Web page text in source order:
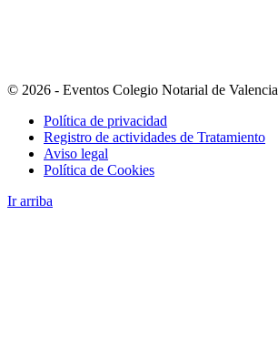
© 2026 - Eventos Colegio Notarial de Valencia
Política de privacidad
Registro de actividades de Tratamiento
Aviso legal
Política de Cookies
Ir arriba